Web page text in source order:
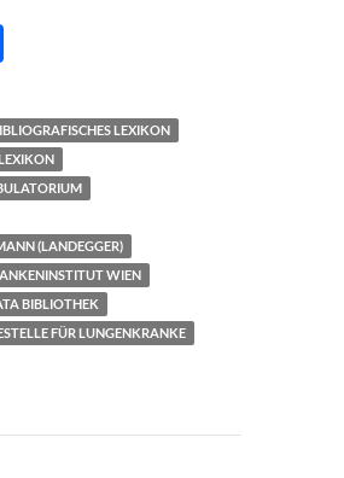
le
n
LEXIKON
(LANDEGGER)
WIEN
BIBLIOTHEK
FÜR LUNGENKRANKE